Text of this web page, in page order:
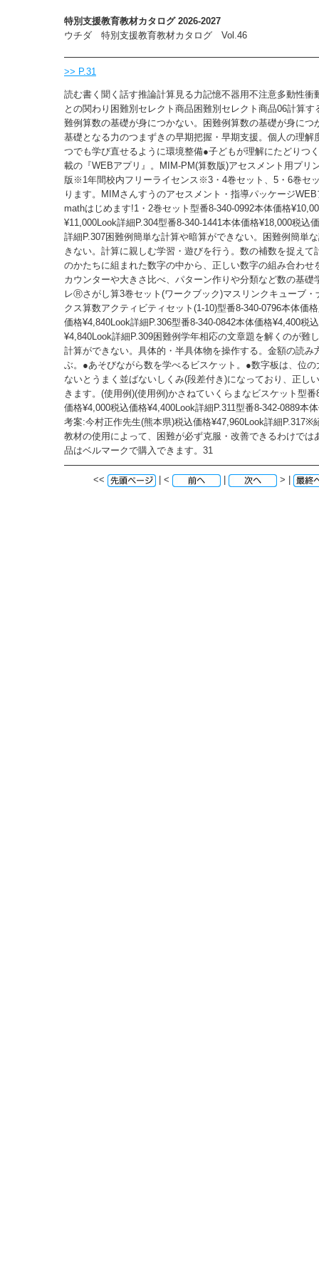
特別支援教育教材カタログ 2026-2027
ウチダ 特別支援教育教材カタログ Vol.46
>> P.31
読む書く聞く話す推論計算見る力記憶不器用不注意多動性衝
との関わり困難別セレクト商品困難別セレクト商品06計算す
難例算数の基礎が身につかない。困難例算数の基礎が身につ
基礎となる力のつまずきの早期把握・早期支援。個人の理解
つでも学び直せるように環境整備●子どもが理解にたどりつ
載の『WEBアプリ』。MIM-PM(算数版)アセスメント用プリ
版※1年間校内フリーライセンス※3・4巻セット、5・6巻セ
ります。MIMさんすうのアセスメント・指導パッケージ
mathはじめます!1・2巻セット型番8-340-0992本体価格
¥11,000Look詳細P.304型番8-340-1441本体価格¥18,000税込
詳細P.307困難例簡単な計算や暗算ができない。困難例簡単
きない。計算に親しむ学習・遊びを行う。数の補数を捉えて
のかたちに組まれた数字の中から、正しい数字の組み合わせ
カウンターや大きさ比べ、パターン作りや分類など数の基礎
レⓇさがし算3巻セット(ワークブック)マスリンクキューブ・
クス算数アクティビティセット(1-10)型番8-340-0796本体価
価格¥4,840Look詳細P.306型番8-340-0842本体価格¥4,400税
¥4,840Look詳細P.309困難例学年相応の文章題を解くのが難
計算ができない。具体的・半具体物を操作する。金額の読み
ぶ。●あそびながら数を学べるビスケット。●数字板は、位の
ないとうまく並ばないしくみ(段差付き)になっており、正し
きます。(使用例)(使用例)かさねていくらまなビスケット型番
価格¥4,000税込価格¥4,400Look詳細P.311型番8-342-0889本
考案:今村正作先生(熊本県)税込価格¥47,960Look詳細P.317※
教材の使用によって、困難が必ず克服・改善できるわけでは
品はベルマークで購入できます。31
<< | < | > |